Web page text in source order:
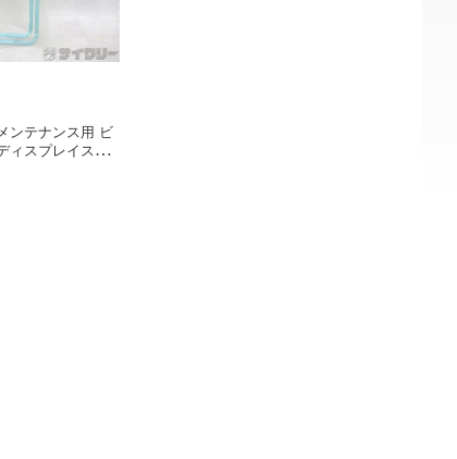
ンテナンス用 ビ
ィスプレイスタ